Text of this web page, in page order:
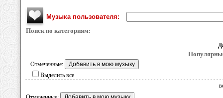
Музыка пользователя:
Поиск по категориям:
Отмеченные:
Выделить все